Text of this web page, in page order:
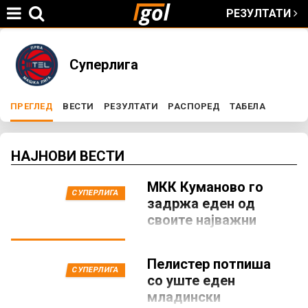
РЕЗУЛТАТИ
You
here
Суперлига
P
r
ПРЕГЛЕД (ACTIVE TAB)
ВЕСТИ РЕЗУЛТАТИ РАСПОРЕД ТАБЕЛА
НАЈНОВИ ВЕСТИ
СУПЕРЛИГА
МКК Куманово го
задржа еден од
своите најважни
Македонскиот суперлигаш
МКК Куманово го задржа
еден од своите најважни
кошаркари, откако Андреја
СУПЕРЛИГА
Пелистер потпиша
со уште еден
младински